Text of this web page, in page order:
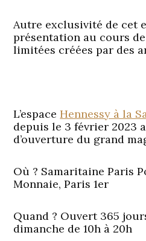
Autre exclusivité de cet
présentation au cours de
limitées créées par des
L’espaceHennessy à la
depuis le 3 février 2023
d’ouverture du grand
Où ? Samaritaine Paris
Monnaie, Paris 1er
Quand ? Ouvert 365
dimanche de 10h à 20h